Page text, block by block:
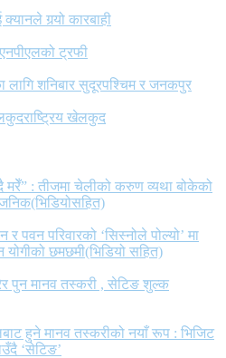
गर्‍यो कारबाही
ट्रफी
लागि शनिबार सुदूरपश्चिम र जनकपुर
राष्ट्रिय खेलकुद
: तीजमा चेलीको करुण व्यथा बोकेको
र पवन परिवारको ‘सिस्नोले पोल्यो’ मा
योगीको छमछमी(भिडियो सहित)
पुन मानव तस्करी , सेटिङ शुल्क
हुने मानव तस्करीको नयाँ रूप : भिजिट
‘सेटिङ’